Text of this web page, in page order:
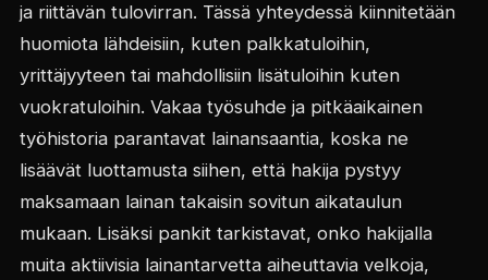
ja riittävän tulovirran. Tässä yhteydessä kiinnitetään
huomiota lähdeisiin, kuten palkkatuloihin,
yrittäjyyteen tai mahdollisiin lisätuloihin kuten
vuokratuloihin. Vakaa työsuhde ja pitkäaikainen
työhistoria parantavat lainansaantia, koska ne
lisäävät luottamusta siihen, että hakija pystyy
maksamaan lainan takaisin sovitun aikataulun
mukaan. Lisäksi pankit tarkistavat, onko hakijalla
muita aktiivisia lainantarvetta aiheuttavia velkoja,